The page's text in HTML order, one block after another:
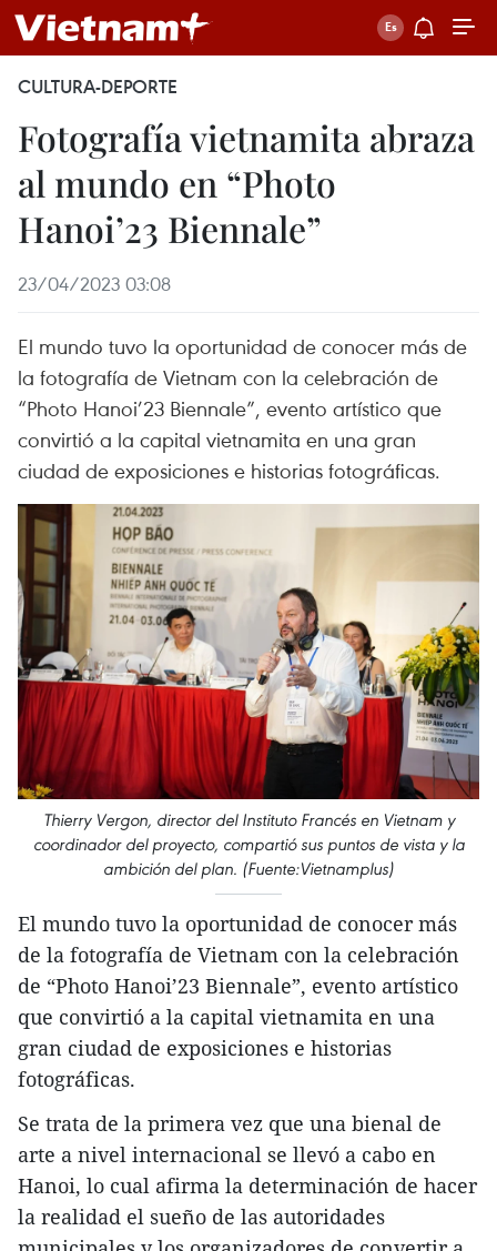
CULTURA-DEPORTE
Fotografía vietnamita abraza
al mundo en “Photo
Hanoi’23 Biennale”
23/04/2023 03:08
El mundo tuvo la oportunidad de conocer más de
la fotografía de Vietnam con la celebración de
“Photo Hanoi’23 Biennale”, evento artístico que
convirtió a la capital vietnamita en una gran
ciudad de exposiciones e historias fotográficas.
Thierry Vergon, director del Instituto Francés en Vietnam y
coordinador del proyecto, compartió sus puntos de vista y la
ambición del plan. (Fuente:Vietnamplus)
El mundo tuvo la oportunidad de conocer más
de la fotografía de Vietnam con la celebración
de “Photo Hanoi’23 Biennale”, evento artístico
que convirtió a la capital vietnamita en una
gran ciudad de exposiciones e historias
fotográficas.
Se trata de la primera vez que una bienal de
arte a nivel internacional se llevó a cabo en
Hanoi, lo cual afirma la determinación de hacer
la realidad el sueño de las autoridades